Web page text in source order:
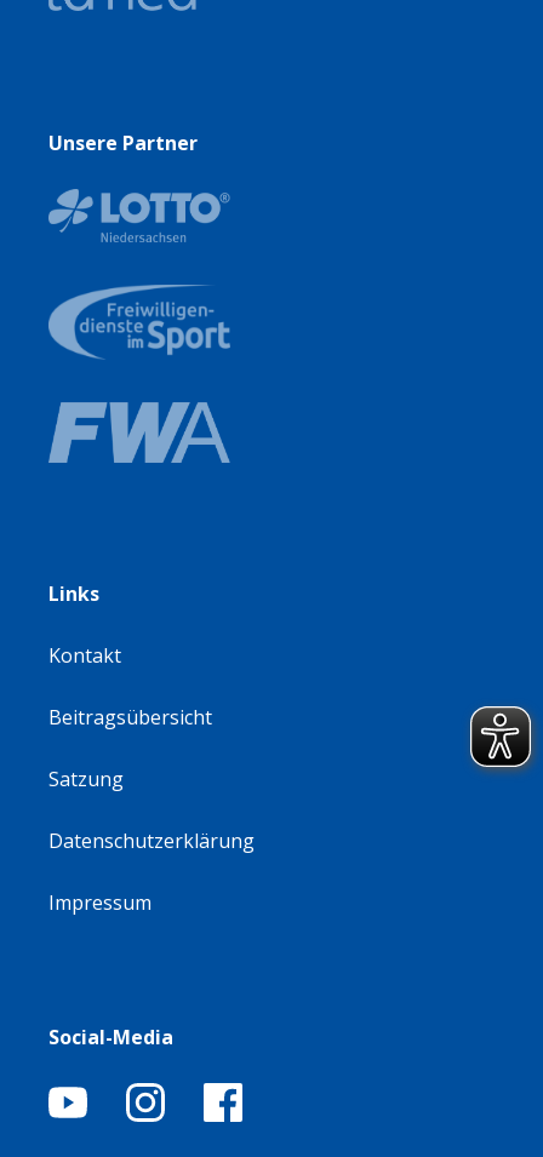
Unsere Partner
Links
Kontakt
Beitragsübersicht
Satzung
Datenschutzerklärung
Impressum
Social-Media